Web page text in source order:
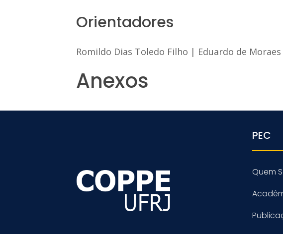
Orientadores
Romildo Dias Toledo Filho | Eduardo de
Anexos
PEC
Quem